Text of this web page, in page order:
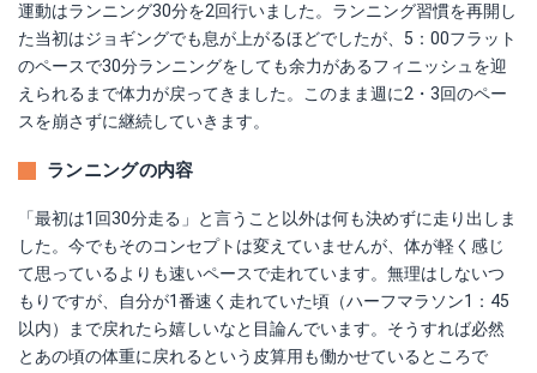
運動はランニング30分を2回行いました。ランニング習慣を再開し
た当初はジョギングでも息が上がるほどでしたが、5：00フラット
のペースで30分ランニングをしても余力があるフィニッシュを迎
えられるまで体力が戻ってきました。このまま週に2・3回のペー
スを崩さずに継続していきます。
ランニングの内容
「最初は1回30分走る」と言うこと以外は何も決めずに走り出しま
した。今でもそのコンセプトは変えていませんが、体が軽く感じ
て思っているよりも速いペースで走れています。無理はしないつ
もりですが、自分が1番速く走れていた頃（ハーフマラソン1：45
以内）まで戻れたら嬉しいなと目論んでいます。そうすれば必然
とあの頃の体重に戻れるという皮算用も働かせているところで